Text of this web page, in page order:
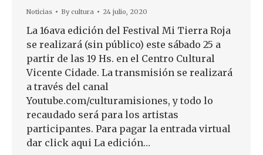
Noticias Bycultura 24 julio, 2020
La 16ava edición del Festival Mi Tierra Roja
se realizará (sin público) este sábado 25 a
partir de las 19 Hs. en el Centro Cultural
Vicente Cidade. La transmisión se realizará
a través del canal
Youtube.com/culturamisiones, y todo lo
recaudado será para los artistas
participantes. Para pagar la entrada virtual
dar click aqui La edición…